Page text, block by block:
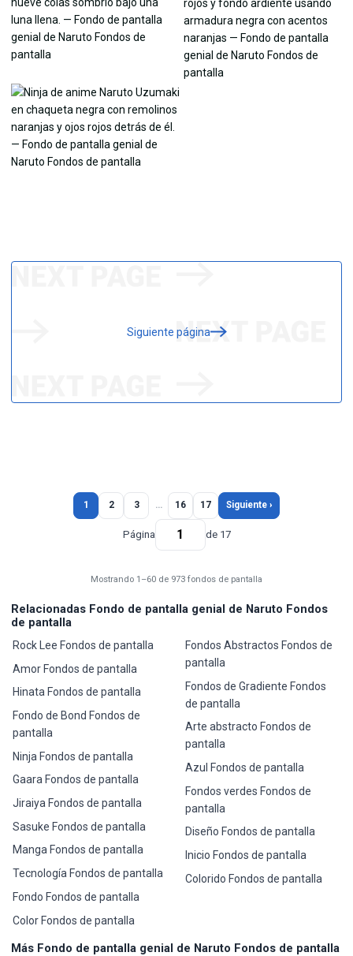
Siguiente página
1 2 3 … 16 17 Siguiente ›
Página de 17
Mostrando 1–60 de 973 fondos de pantalla
Relacionadas Fondo de pantalla genial de Naruto Fondos
de pantalla
Rock Lee Fondos de pantalla
Amor Fondos de pantalla
Hinata Fondos de pantalla
Fondo de Bond Fondos de
pantalla
Ninja Fondos de pantalla
Gaara Fondos de pantalla
Jiraiya Fondos de pantalla
Sasuke Fondos de pantalla
Manga Fondos de pantalla
Tecnología Fondos de pantalla
Fondo Fondos de pantalla
Color Fondos de pantalla
Fondos Abstractos Fondos de
pantalla
Fondos de Gradiente Fondos
de pantalla
Arte abstracto Fondos de
pantalla
Azul Fondos de pantalla
Fondos verdes Fondos de
pantalla
Diseño Fondos de pantalla
Inicio Fondos de pantalla
Colorido Fondos de pantalla
Más Fondo de pantalla genial de Naruto Fondos de pantalla